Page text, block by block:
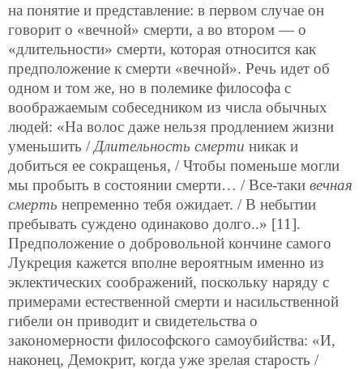
на понятие и представление: в первом случае он
говорит о «вечной» смерти, а во втором — о
«длительности» смерти, которая относится как
предположение к смерти «вечной». Речь идет об
одном и том же, но в полемике философа с
воображаемым собеседником из числа обычных
людей: «На волос даже нельзя продлением жизни
уменьшить / Длительность смерти никак и
добиться ее сокращенья, / Чтобы поменьше могли
мы пробыть в состоянии смерти… / Все-таки вечная
смерть непременно тебя ожидает. / В небытии
пребывать суждено одинаково долго..» [11].
Предположение о добровольной кончине самого
Лукреция кажется вполне вероятным именно из
эклектических соображений, поскольку наряду с
примерами естественной смерти и насильственной
гибели он приводит и свидетельства о
закономерности философского самоубийства: «И,
наконец, Демокрит, когда уже зрелая старость /